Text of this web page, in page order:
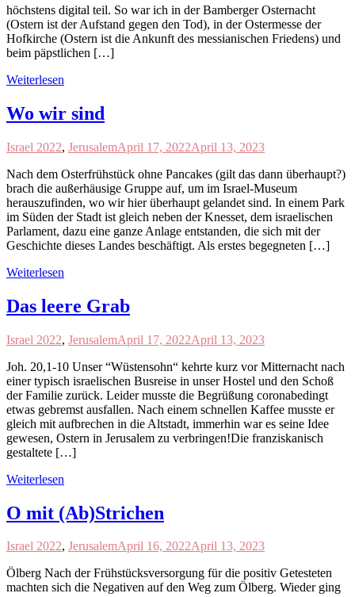
höchstens digital teil. So war ich in der Bamberger Osternacht
(Ostern ist der Aufstand gegen den Tod), in der Ostermesse der
Hofkirche (Ostern ist die Ankunft des messianischen Friedens) und
beim päpstlichen […]
Weiterlesen
Wo wir sind
Israel 2022, JerusalemApril 17, 2022April 13, 2023
Nach dem Osterfrühstück ohne Pancakes (gilt das dann überhaupt?)
brach die außerhäusige Gruppe auf, um im Israel-Museum
herauszufinden, wo wir hier überhaupt gelandet sind. In einem Park
im Süden der Stadt ist gleich neben der Knesset, dem israelischen
Parlament, dazu eine ganze Anlage entstanden, die sich mit der
Geschichte dieses Landes beschäftigt. Als erstes begegneten […]
Weiterlesen
Das leere Grab
Israel 2022, JerusalemApril 17, 2022April 13, 2023
Joh. 20,1-10 Unser “Wüstensohn“ kehrte kurz vor Mitternacht nach
einer typisch israelischen Busreise in unser Hostel und den Schoß
der Familie zurück. Leider musste die Begrüßung coronabedingt
etwas gebremst ausfallen. Nach einem schnellen Kaffee musste er
gleich mit aufbrechen in die Altstadt, immerhin war es seine Idee
gewesen, Ostern in Jerusalem zu verbringen!Die franziskanisch
gestaltete […]
Weiterlesen
O mit (Ab)Strichen
Israel 2022, JerusalemApril 16, 2022April 13, 2023
Ölberg Nach der Frühstücksversorgung für die positiv Getesteten
machten sich die Negativen auf den Weg zum Ölberg. Wieder ging